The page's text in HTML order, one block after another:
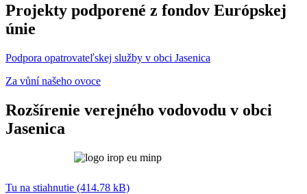
Projekty podporené z fondov Európskej
únie
Podpora opatrovateľskej služby v obci Jasenica
Za vůní našeho ovoce
Rozšírenie verejného vodovodu v obci
Jasenica
Tu na stiahnutie (414.78 kB)